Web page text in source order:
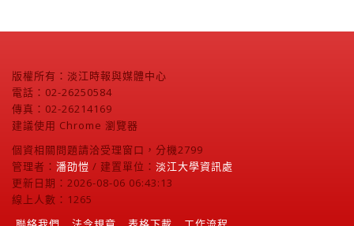
版權所有：淡江時報與媒體中心
電話：02-26250584
傳真：02-26214169
建議使用 Chrome 瀏覽器
個資相關問題請洽受理窗口，分機2799
管理者： 潘劭愷 / 建置單位： 淡江大學資訊處
更新日期：2026-08-06 06:43:13
線上人數：1265